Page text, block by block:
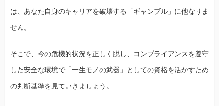
は、あなた自身のキャリアを破壊する「ギャンブル」に他なりま
せん。
そこで、今の危機的状況を正しく脱し、コンプライアンスを遵守
した安全な環境で「一生モノの武器」としての資格を活かすため
の判断基準を見ていきましょう。